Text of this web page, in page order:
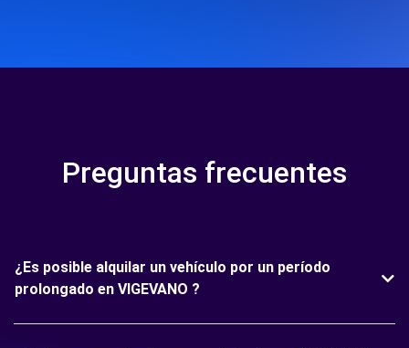
Preguntas frecuentes
¿Es posible alquilar un vehículo por un período
prolongado en VIGEVANO ?